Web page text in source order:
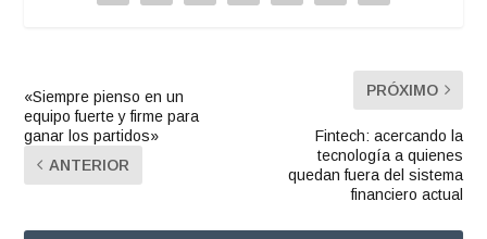
«Siempre pienso en un
equipo fuerte y firme para
ganar los partidos»
ANTERIOR
PRÓXIMO
Fintech: acercando la
tecnología a quienes
quedan fuera del sistema
financiero actual